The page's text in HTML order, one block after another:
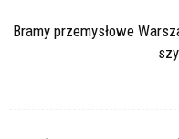
Bramy przemysłowe